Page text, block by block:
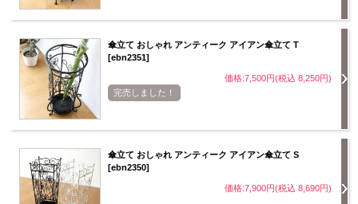
傘立て おしゃれ アンティーク アイアン傘立て T
[ebn2351]
価格:7,500円(税込 8,250円)
完売しました！
傘立て おしゃれ アンティーク アイアン傘立て S
[ebn2350]
価格:7,900円(税込 8,690円)